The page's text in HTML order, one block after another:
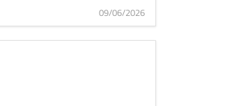
09/06/2026